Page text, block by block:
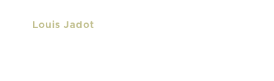
Personne
Louis Jadot